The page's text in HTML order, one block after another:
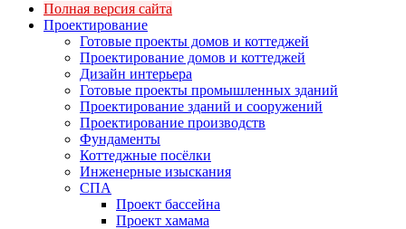
Полная версия сайта
Проектирование
Готовые проекты домов и коттеджей
Проектирование домов и коттеджей
Дизайн интерьера
Готовые проекты промышленных зданий
Проектирование зданий и сооружений
Проектирование производств
Фундаменты
Коттеджные посёлки
Инженерные изыскания
СПА
Проект бассейна
Проект хамама